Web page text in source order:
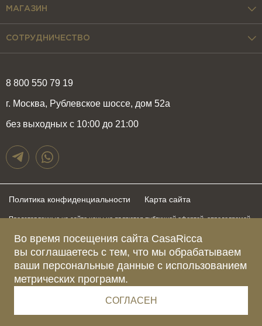
Во время посещения сайта CasaRicca
вы соглашаетесь с тем, что мы обрабатываем
ваши персональные данные с использованием
метрических программ.
СОГЛАСЕН
8 800 550 79 19
г. Москва, Рублевское шоссе, дом 52а
без выходных с 10:00 до 21:00
МАГАЗИН
СОТРУДНИЧЕСТВО
Политика конфиденциальности Карта сайта
Представленные на сайте цены не являются публичной офертой, определяемой
быть изменены в любое время без предупреждения. Для получения актуальной и
подробной информации о стоимости, сроках и условиях поставки просьба
обращаться к менеджерам по указанным выше телефонам
Зарегистрированное название компании
Адрес Ш. РУБЛЁВСКОЕ, Д. 52А, ПОМЕЩ. I ЭТАЖ 2, КОМ. 81 Г.МОСКВА, ВН.ТЕР.
Телефон компании +79015477974